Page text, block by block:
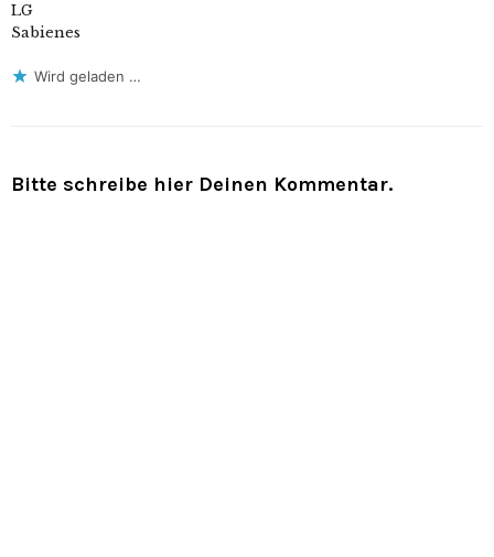
LG
Sabienes
Wird geladen …
Bitte schreibe hier Deinen Kommentar.